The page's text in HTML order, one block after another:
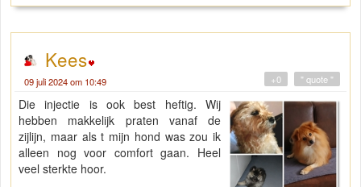
Kees
09 juli 2024 om 10:49 " quote "
+0
Die injectie is ook best heftig. Wij
hebben makkelijk praten vanaf de
zijlijn, maar als t mijn hond was zou ik
alleen nog voor comfort gaan. Heel
veel sterkte hoor.